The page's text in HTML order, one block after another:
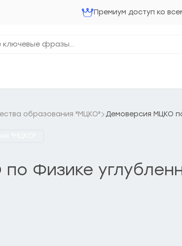
Премиум доступ ко
образования "МЦКО" Демоверсия МЦКО
Физике